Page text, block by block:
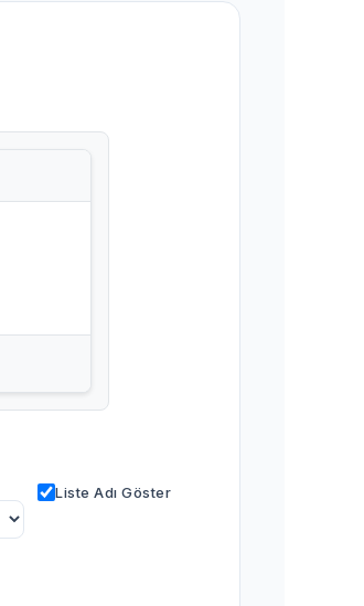
Liste Adı Göster